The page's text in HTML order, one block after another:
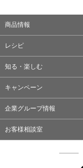
商品情報
レシピ
知る・楽しむ
キャンペーン
企業グループ情報
お客様相談室